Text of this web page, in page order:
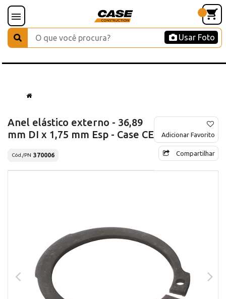
Usar Foto
Anel elástico externo - 36,89
mm DI x 1,75 mm Esp - Case CE
Cód./PN 370006
Adicionar Favorito
Compartilhar